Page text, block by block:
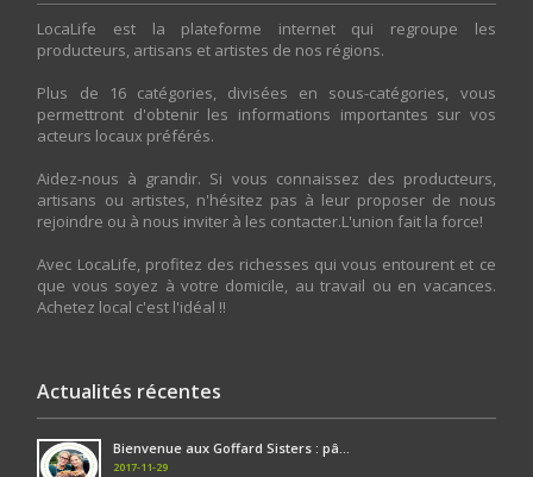
LocaLife est la plateforme internet qui regroupe les
producteurs, artisans et artistes de nos régions.
Plus de 16 catégories, divisées en sous-catégories, vous
permettront d'obtenir les informations importantes sur vos
acteurs locaux préférés.
Aidez-nous à grandir. Si vous connaissez des producteurs,
artisans ou artistes, n'hésitez pas à leur proposer de nous
rejoindre ou à nous inviter à les contacter.L'union fait la force!
Avec LocaLife, profitez des richesses qui vous entourent et ce
que vous soyez à votre domicile, au travail ou en vacances.
Achetez local c'est l'idéal !!
Actualités récentes
Bienvenue aux Goffard Sisters : pâ...
2017-11-29